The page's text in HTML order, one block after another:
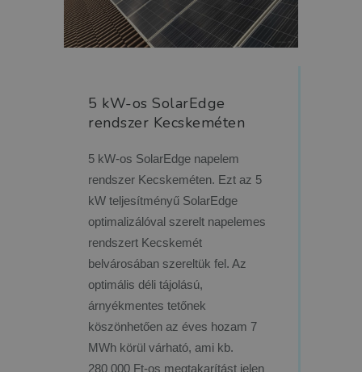
5 kW-os SolarEdge
rendszer Kecskeméten
5 kW-os SolarEdge napelem
rendszer Kecskeméten. Ezt az 5
kW teljesítményű SolarEdge
optimalizálóval szerelt napelemes
rendszert Kecskemét
belvárosában szereltük fel. Az
optimális déli tájolású,
árnyékmentes tetőnek
köszönhetően az éves hozam 7
MWh körül várható, ami kb.
280 000 Ft-os megtakarítást jelen